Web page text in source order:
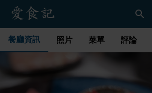
餐廳資訊 照片 菜單 評論